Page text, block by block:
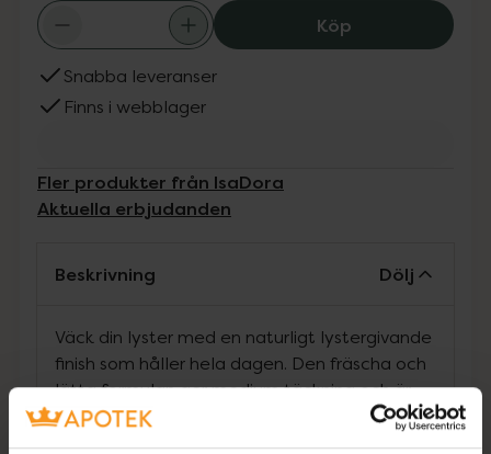
KöpIsaDora The
Snabba leveranser
Finns i webblager
Fler produkter från IsaDora
Aktuella erbjudanden
Beskrivning Dölj
Väck din lyster med en naturligt lystergivande
finish som håller hela dagen. Den fräscha och
lätta formulan ger medium täckning och är
fylld med närande ingredienser för en naturlig,
lystergivande och frisk hud. Innehåller